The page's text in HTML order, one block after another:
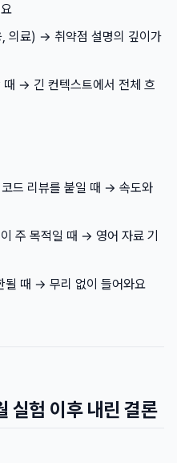
의료) → 취약점 설명의 깊이가
때 → 긴 컨텍스트에서 전체 흐
드 리뷰를 붙일 때 → 속도와
주 목적일 때 → 영어 자료 기
될 때 → 무리 없이 들어와요
실험 이후 내린 결론